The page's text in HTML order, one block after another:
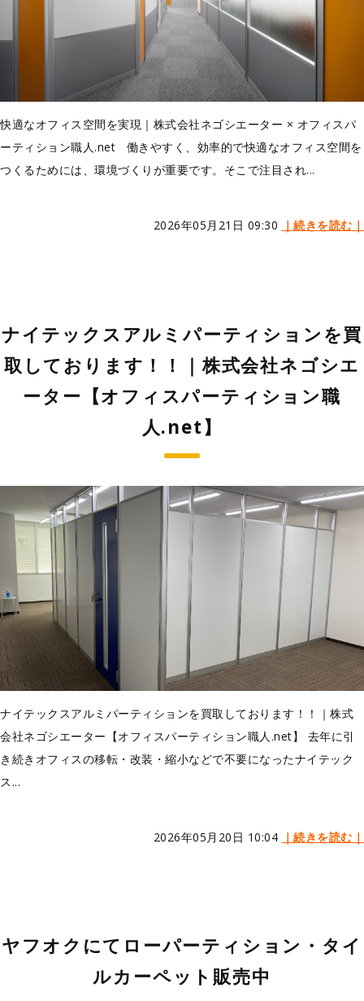
快適なオフィス空間を実現｜株式会社ネゴシエーター × オフィスパ
ーティション職人.net 働きやすく、効率的で快適なオフィス空間を
つくるためには、環境づくりが重要です。そこで注目され...
2026年05月21日 09:30 ｜続きを読む｜
ナイテックスアルミパーティションを買
取しております！！｜株式会社ネゴシエ
ーター【オフィスパーティション職
人.net】
ナイテックスアルミパーティションを買取しております！！｜株式
会社ネゴシエーター【オフィスパーティション職人.net】 去年に引
き続きオフィスの移転・改装・縮小などで不要になったナイテック
ス...
2026年05月20日 10:04 ｜続きを読む｜
ヤフオクにてローパーティション・タイ
ルカーペット販売中